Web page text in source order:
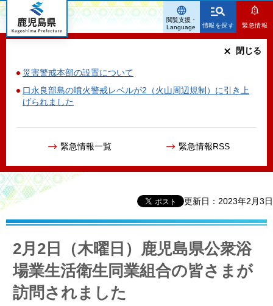
鹿児島県
情報を探す 緊急情報
災害警戒本部の設置について
口永良部島の噴火警戒レベルが2（火山周辺規制）に引き上
げられました
緊急情報一覧 緊急情報RSS
閉じる
閲覧支援・
Language
更新日：2023年2月3日
2月2日（木曜日）鹿児島県公衆浴
場業生活衛生同業組合の皆さまが
訪問されました